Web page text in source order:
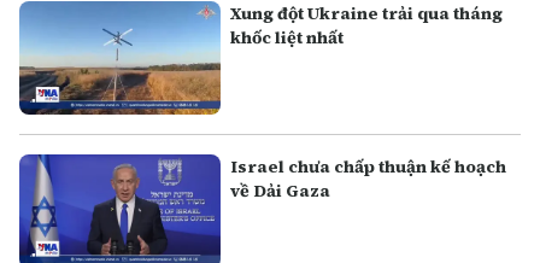
Xung đột Ukraine trải qua tháng
khốc liệt nhất
Israel chưa chấp thuận kế hoạch
về Dải Gaza